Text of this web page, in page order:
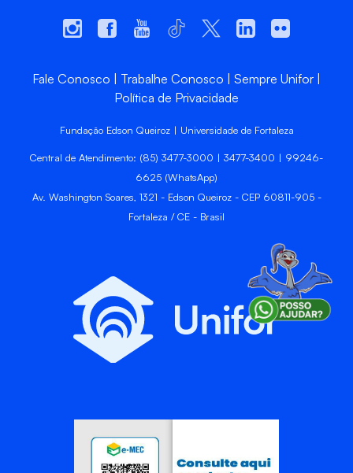
Fale Conosco Trabalhe Conosco
Sempre Unifor
Política de Privacidade
Fundação Edson Queiroz | Universidade de Fortaleza
Central de Atendimento: (85) 3477-3000 | 3477-3400 | 99246-
6625 (WhatsApp)
Av. Washington Soares, 1321 - Edson Queiroz - CEP 60811-905 -
Fortaleza / CE - Brasil